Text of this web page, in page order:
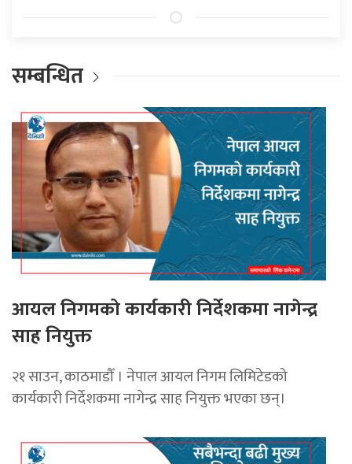
सम्बन्धित
आयल निगमको कार्यकारी निर्देशकमा नागेन्द्र
साह नियुक्त
२१ साउन, काठमाडौँ । नेपाल आयल निगम लिमिटेडको
कार्यकारी निर्देशकमा नागेन्द्र साह नियुक्त भएका छन्।